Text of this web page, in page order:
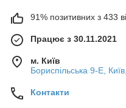
91% позитивних з 433
Працює з 30.11.2021
м. Київ
Бориспільська 9-Е,
Контакти